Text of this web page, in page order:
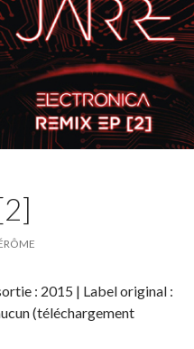
: 2015 | Label original :
(téléchargement